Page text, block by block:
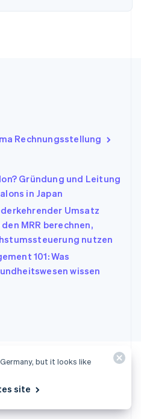
Rechnungsstellung
Gründung und Leitung
in Japan
Umsatz
MRR berechnen,
nutzen
101: Was
wissen
but it looks like
site